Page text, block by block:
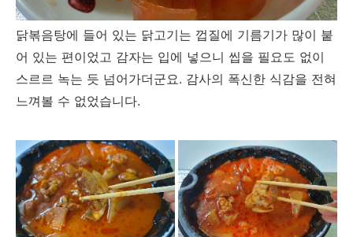
닭볶음탕에 들어 있는 닭고기는 껍질에 기름기가 많이 붙
어 있는 편이었고 감자는 입에 넣으니 씹을 필요도 없이
스르르 녹는 듯 넘어가더군요. 감사의 폭신한 식감을 전혀
느껴볼 수 없었습니다.